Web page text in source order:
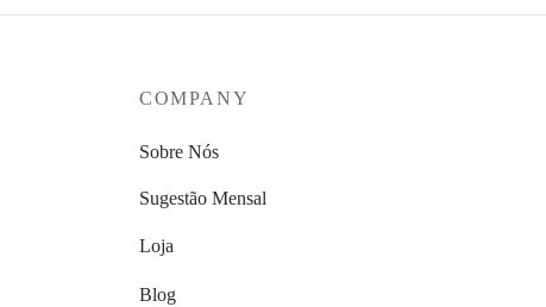
COMPANY
Sobre Nós
Sugestão Mensal
Loja
Blog